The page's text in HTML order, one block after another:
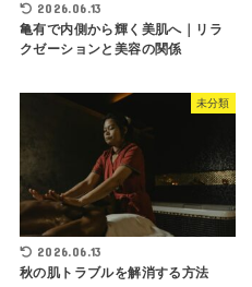
2026.06.13
亀有で内側から輝く美肌へ｜リラ
クゼーションと美容の関係
未分類
2026.06.13
秋の肌トラブルを解消する方法